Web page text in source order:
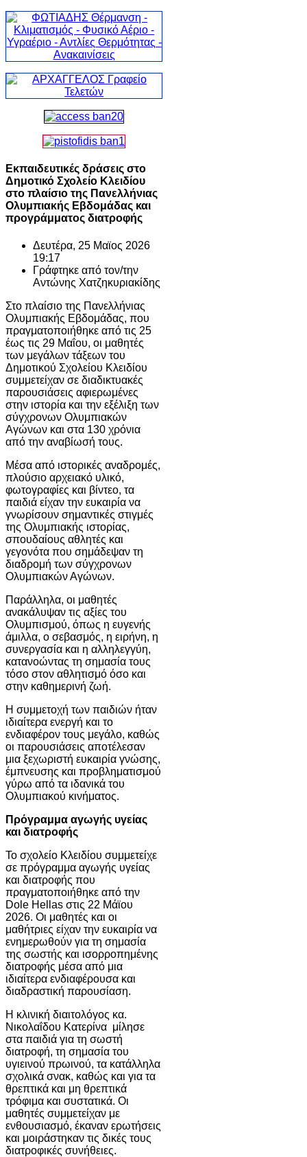
Εκπαιδευτικές δράσεις στο
Δημοτικό Σχολείο Κλειδίου
στο πλαίσιο της Πανελλήνιας
Ολυμπιακής Εβδομάδας και
προγράμματος διατροφής
Δευτέρα, 25 Μαϊος 2026
19:17
Γράφτηκε από τον/την
Αντώνης Χατζηκυριακίδης
Στο πλαίσιο της Πανελλήνιας
Ολυμπιακής Εβδομάδας, που
πραγματοποιήθηκε από τις 25
έως τις 29 Μαΐου, οι μαθητές
των μεγάλων τάξεων του
Δημοτικού Σχολείου Κλειδίου
συμμετείχαν σε διαδικτυακές
παρουσιάσεις αφιερωμένες
στην ιστορία και την εξέλιξη των
σύγχρονων Ολυμπιακών
Αγώνων και στα 130 χρόνια
από την αναβίωσή τους.
Μέσα από ιστορικές αναδρομές,
πλούσιο αρχειακό υλικό,
φωτογραφίες και βίντεο, τα
παιδιά είχαν την ευκαιρία να
γνωρίσουν σημαντικές στιγμές
της Ολυμπιακής ιστορίας,
σπουδαίους αθλητές και
γεγονότα που σημάδεψαν τη
διαδρομή των σύγχρονων
Ολυμπιακών Αγώνων.
Παράλληλα, οι μαθητές
ανακάλυψαν τις αξίες του
Ολυμπισμού, όπως η ευγενής
άμιλλα, ο σεβασμός, η ειρήνη, η
συνεργασία και η αλληλεγγύη,
κατανοώντας τη σημασία τους
τόσο στον αθλητισμό όσο και
στην καθημερινή ζωή.
Η συμμετοχή των παιδιών ήταν
ιδιαίτερα ενεργή και το
ενδιαφέρον τους μεγάλο, καθώς
οι παρουσιάσεις αποτέλεσαν
μια ξεχωριστή ευκαιρία γνώσης,
έμπνευσης και προβληματισμού
γύρω από τα ιδανικά του
Ολυμπιακού κινήματος.
Πρόγραμμα αγωγής υγείας
και διατροφής
Το σχολείο Κλειδίου συμμετείχε
σε πρόγραμμα αγωγής υγείας
και διατροφής που
πραγματοποιήθηκε από την
Dole Hellas στις 22 Μάϊου
2026. Οι μαθητές και οι
μαθήτριες είχαν την ευκαιρία να
ενημερωθούν για τη σημασία
της σωστής και ισορροπημένης
διατροφής μέσα από μια
ιδιαίτερα ενδιαφέρουσα και
διαδραστική παρουσίαση.
Η κλινική διαιτολόγος κα.
Νικολαΐδου Κατερίνα μίλησε
στα παιδιά για τη σωστή
διατροφή, τη σημασία του
υγιεινού πρωινού, τα κατάλληλα
σχολικά σνακ, καθώς και για τα
θρεπτικά και μη θρεπτικά
τρόφιμα και συστατικά. Οι
μαθητές συμμετείχαν με
ενθουσιασμό, έκαναν ερωτήσεις
και μοιράστηκαν τις δικές τους
διατροφικές συνήθειες.